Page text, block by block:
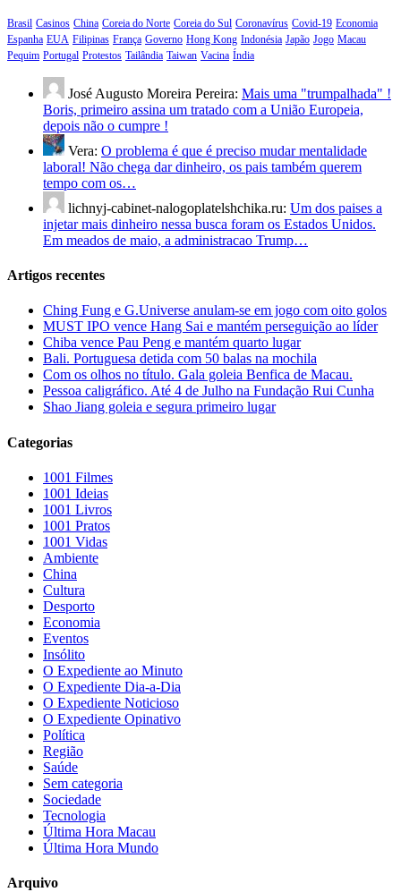
Brasil Casinos China Coreia do Norte Coreia do Sul Coronavírus Covid-19 Economia
Espanha EUA Filipinas França Governo Hong Kong Indonésia Japão Jogo Macau
Pequim Portugal Protestos Tailândia Taiwan Vacina Índia
José Augusto Moreira Pereira: Mais uma "trumpalhada" !
Boris, primeiro assina um tratado com a União Europeia,
depois não o cumpre !
Vera: O problema é que é preciso mudar mentalidade
laboral! Não chega dar dinheiro, os pais também querem
tempo com os…
lichnyj-cabinet-nalogoplatelshchika.ru: Um dos paises a
injetar mais dinheiro nessa busca foram os Estados Unidos.
Em meados de maio, a administracao Trump…
Artigos recentes
Ching Fung e G.Universe anulam-se em jogo com oito golos
MUST IPO vence Hang Sai e mantém perseguição ao líder
Chiba vence Pau Peng e mantém quarto lugar
Bali. Portuguesa detida com 50 balas na mochila
Com os olhos no título. Gala goleia Benfica de Macau.
Pessoa caligráfico. Até 4 de Julho na Fundação Rui Cunha
Shao Jiang goleia e segura primeiro lugar
Categorias
1001 Filmes
1001 Ideias
1001 Livros
1001 Pratos
1001 Vidas
Ambiente
China
Cultura
Desporto
Economia
Eventos
Insólito
O Expediente ao Minuto
O Expediente Dia-a-Dia
O Expediente Noticioso
O Expediente Opinativo
Política
Região
Saúde
Sem categoria
Sociedade
Tecnologia
Última Hora Macau
Última Hora Mundo
Arquivo